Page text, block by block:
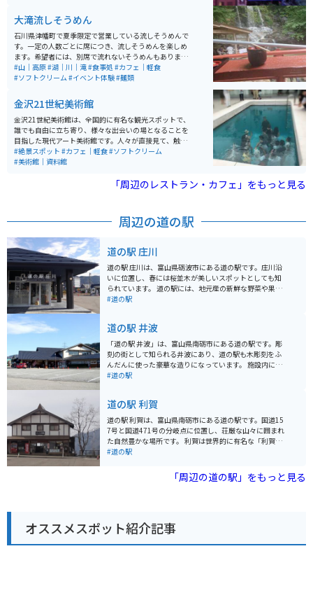
大滝流しそうめん
石川県津幡町で夏季限定で営業している流しそうめんで
す。一定の人数ごとに席につき、流しそうめんを楽しめ
ます。希望者には、別席で流れないそうめんもありま
す。しいたけ焼きやイワナ焼きなどの軽食、イワナの掴
み取りなどもしています。 山の中の川べりでの営業なの
遊びが出来たり、周囲の景色を楽しんだり出来ます。
#山｜高原#湖｜川｜滝#食事処 #カフェ｜軽食
#ソフトクリーム#イベント体験#麺類
金沢21世紀美術館
金沢21世紀美術館は、全国的に有名な観光スポットで、
誰でも自由に立ち寄り、様々な出会いの場となることを
目指した現代アート美術館です。人々が直接見て、触れ
て、感じることができる作品が多数展示されています。
特にレアンドロ・エルリッヒ作の《スイミング・プー
美術館は地上1階、地下1階建ての円形のガラス張りの建
の歴史的参照点となる作品、1980年代以降の新しい価値
観を提案する作品、そして金沢にゆかりのある作家によ
る創造性に富む作品を集めています。 美術館内にはミュ
ージアムショップやレストランも併設されていて、ゆっ
くりと楽しむことができます。
#絶景スポット #カフェ｜軽食#ソフトクリーム
#美術館｜資料館
「周辺のレストラン・カフェ」をもっと見る
周辺の道の駅
道の駅 庄川
道の駅 庄川は、富山県砺波市にある道の駅です。庄川沿
いに位置し、春には桜並木が美しいスポットとしても知
られています。 道の駅には、地元産の新鮮な野菜や果物
が並ぶ農産物直売所や、富山湾の海の幸を使った料理が
様々な方法で味わえます。 バイクで訪れる場合は、道の
駅に併設されている無料駐車場が利用できます。また、
庄川沿いを走る国道156号線は、ツーリングコースとし
ても人気があります。 周辺には、庄川峡や世界遺産の五
箇山など、観光スポットも豊富です。道の駅 庄川を拠点
#道の駅
道の駅 井波
「道の駅 井波」は、富山県南砺市にある道の駅です。彫
刻の街として知られる井波にあり、道の駅も木彫刻をふ
んだんに使った豪華な造りになっています。 施設内に
は、井波彫刻の展示販売コーナー、地元の特産品を販売
海の幸を使った料理などが楽しめます。 バイクで訪れる
場合は、道の駅に隣接する駐車場にバイク専用の駐車ス
ペースがあります。 井波彫刻に興味のある方はもちろ
ん、富山観光の拠点としても便利な道の駅です。
#道の駅
道の駅 利賀
道の駅 利賀は、富山県南砺市にある道の駅です。国道15
7号と国道471号の分岐点に位置し、荘厳な山々に囲まれ
た自然豊かな場所です。 利賀は世界的に有名な「利賀演
劇フェスティバル」の開催地であり、毎年多くの演劇フ
報コーナーや、過去の公演の様子を収めた写真などが展
く、カーブも多いので注意が必要です。しかし、その
分、雄大な景色を楽しむことができます。特に紅葉の季
節は絶景です。ツーリングの休憩場所として、ぜひ立ち
#道の駅
「周辺の道の駅」をもっと見る
オススメスポット紹介記事